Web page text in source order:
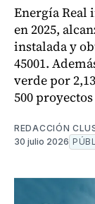
Energía Real
en 2025,
instalada y
45001.
verde por
500
REDACCIÓN
30 julio 2026